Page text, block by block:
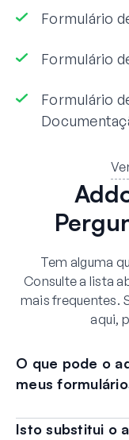
Formulário
Formulário
Formulário
Tem alguma
Consulte a lista
mais frequentes.
aqui,
O que pode o
meus
Isto substitui o